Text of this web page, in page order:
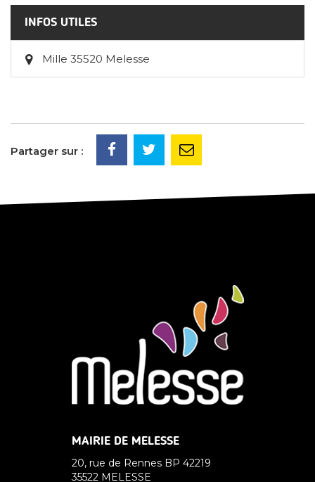
INFOS UTILES
Mille 35520 Melesse
Partager sur :
MAIRIE DE MELESSE
20, rue de Rennes BP 42219
35522 MELESSE